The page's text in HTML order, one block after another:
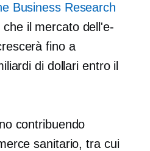
Business Research
il mercato dell'e-
fino a
di dollari entro il
contribuendo
sanitario, tra cui